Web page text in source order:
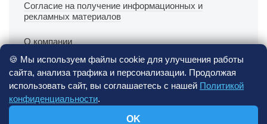
🍪 Мы используем файлы cookie для улучшения работы
сайта, анализа трафика и персонализации. Продолжая
использовать сайт, вы соглашаетесь с нашей Политикой
конфиденциальности.
OK
Согласие на получение информационных и
рекламных материалов
О компании
Офлайн поддержка врачей
Онлайн поддержка врачей
Контакты